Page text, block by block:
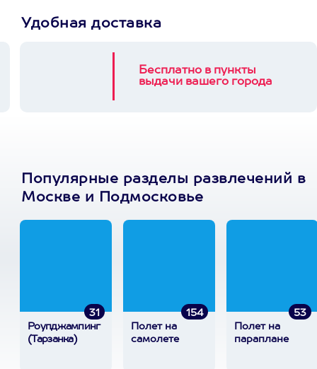
Удобная доставка
Бесплатно в пункты
выдачи вашего города
Популярные разделы развлечений в
Москве и Подмосковье
31
Роупджампинг
(Тарзанка)
154
Полет на
самолете
53
Полет на
параплане